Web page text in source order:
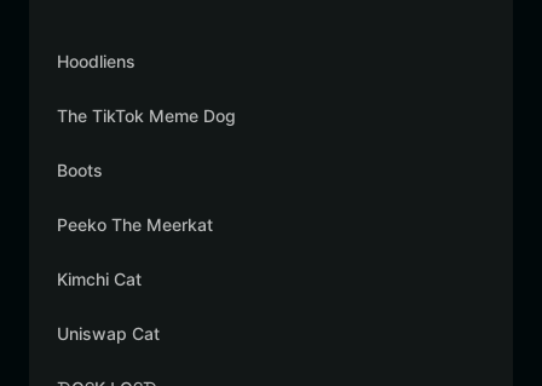
Hoodliens
The TikTok Meme Dog
Boots
Peeko The Meerkat
Kimchi Cat
Uniswap Cat